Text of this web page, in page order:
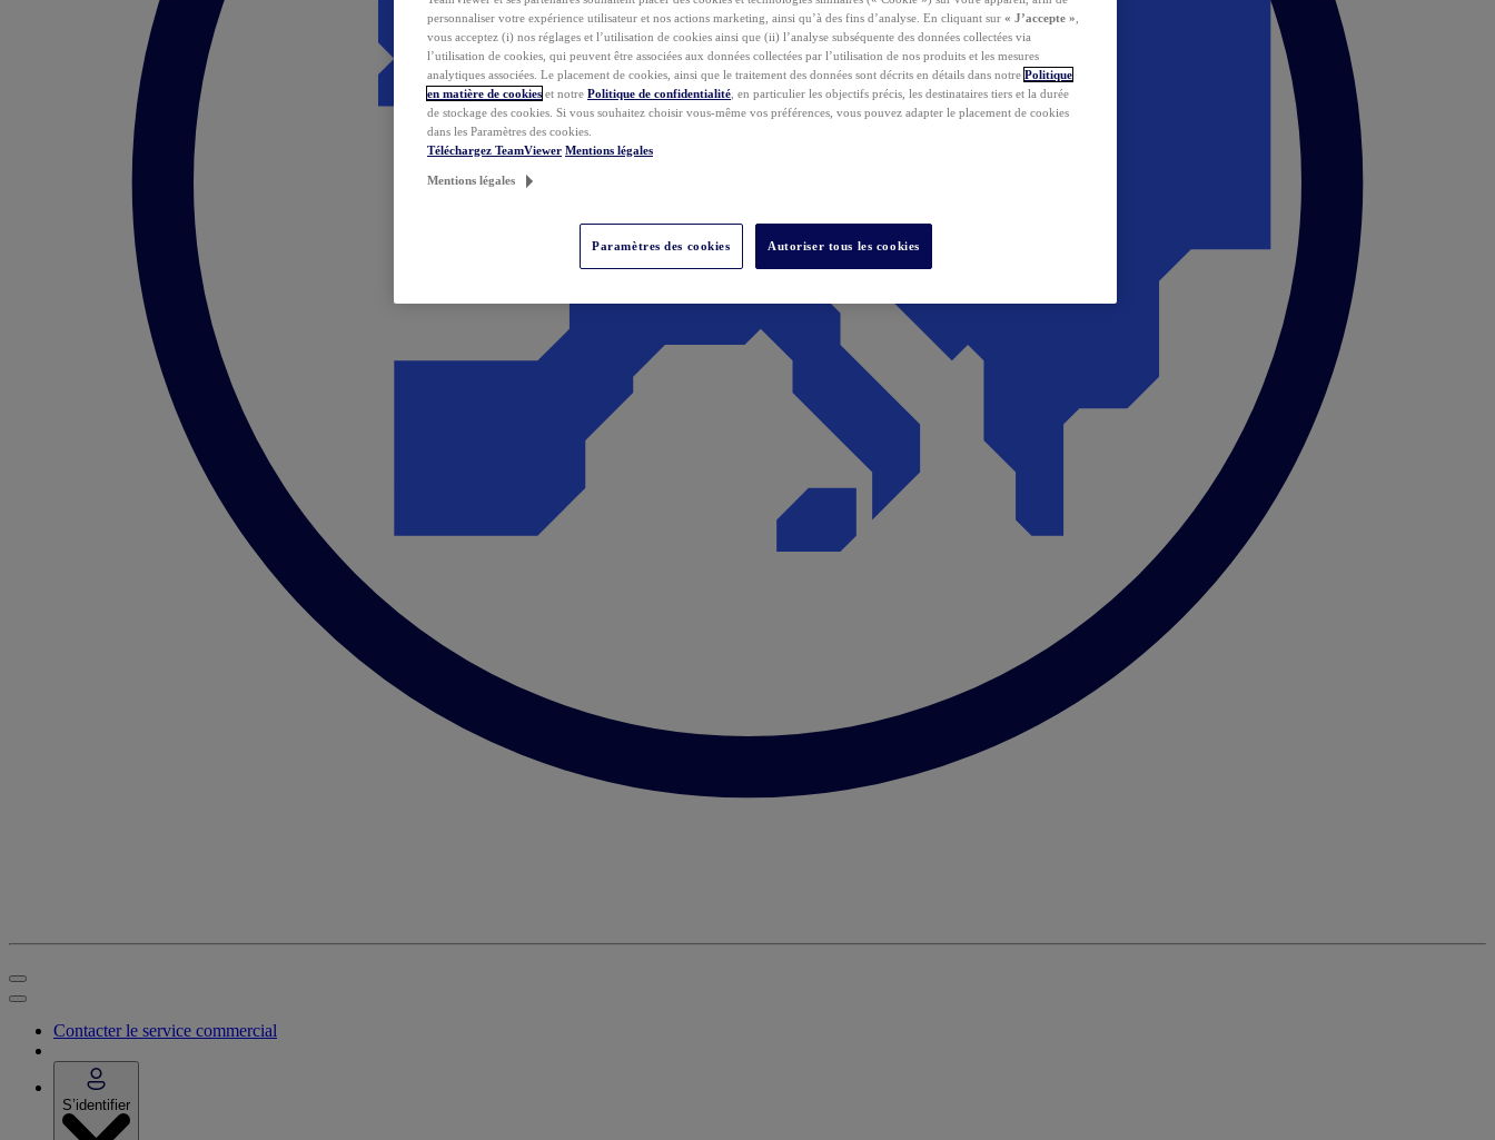
Contacter le service commercial
S’identifier
personnaliser votre expérience utilisateur et nos actions marketing, ainsi qu’à des fins d’analyse. En cliquant sur « J’accepte »
vous acceptez (i) nos réglages et l’utilisation de cookies ainsi que (ii) l’analyse subséquente des données collectées via
l’utilisation de cookies, qui peuvent être associées aux données collectées par l’utilisation de nos produits et les mesures
analytiques associées. Le placement de cookies, ainsi que le traitement des données sont décrits en détails dans notre Politique
en matière de cookies et notre Politique de confidentialité , en particulier les objectifs précis, les destinataires tiers et la durée
de stockage des cookies. Si vous souhaitez choisir vous-même vos préférences, vous pouvez adapter le placement de cookies
dans les Paramètres des cookies.
Téléchargez TeamViewer Mentions légales
Mentions légales
Paramètres des cookies Autoriser tous les cookies